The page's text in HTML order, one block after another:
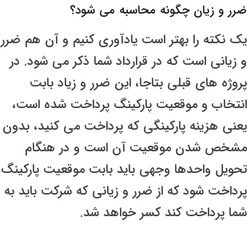
ضرر و زیان چگونه محاسبه می شود؟
یک نکته را بهتر است یادآوری کنیم و آن هم ضرر
و زیانی است که در قرارداد شما ذکر می شود. در
پروژه های قبلی بتاجا، این ضرر و زیاد بابت
انتخاب و موقعیت پارکینگ پرداخت شده است،
یعنی هزینه پارکینگی که پرداخت می کنید، بدون
مشخص شدن موقعیت آن است و در هنگام
تحویل واحدها وجهی باید بابت موقعیت پارکینگ
پرداخت شود که از ضرر و زیانی که شرکت باید به
شما پرداخت کند کسر خواهد شد.